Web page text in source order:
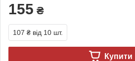
155 ₴
107 ₴ від 10 шт.
Купити